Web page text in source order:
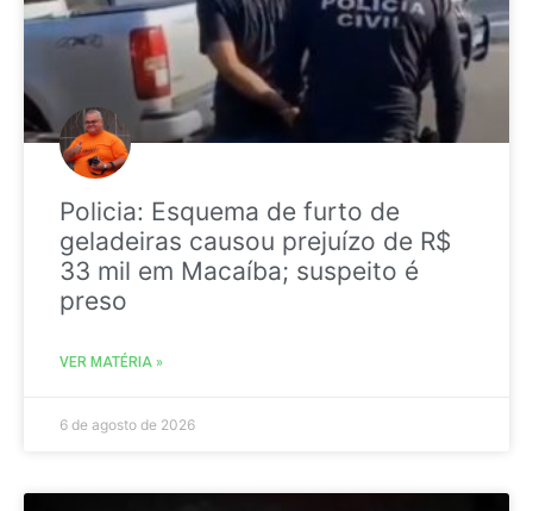
Policia: Esquema de furto de
geladeiras causou prejuízo de R$
33 mil em Macaíba; suspeito é
preso
VER MATÉRIA »
6 de agosto de 2026